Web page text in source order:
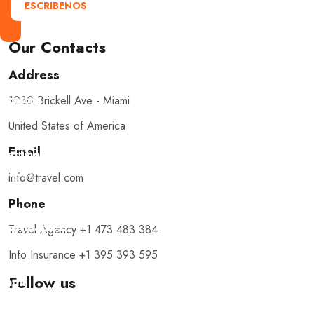
ESCRIBENOS
Explora
con
destinos
únicos
experiencias
inolvidables.
Quieroloma,
cada
Our Contacts
Address
1080 Brickell Ave - Miami
United States of America
Email
info@travel.com
Phone
Travel Agency +1 473 483 384
Info Insurance +1 395 393 595
Follow us